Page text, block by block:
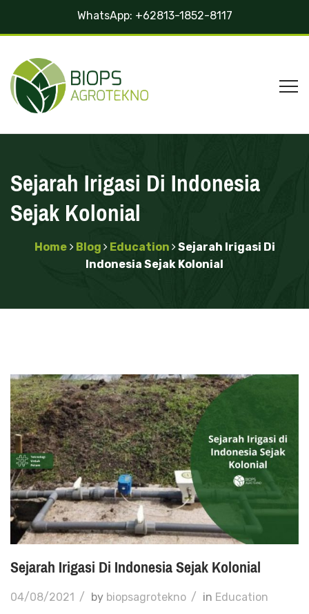
WhatsApp: +62813-1852-8117
Sejarah Irigasi Di Indonesia
Sejak Kolonial
Home Blog Education
Sejarah Irigasi Di
Indonesia Sejak Kolonial
Sejarah Irigasi Di Indonesia Sejak Kolonial
04/08/2021 / by biopsagrotekno / in Education